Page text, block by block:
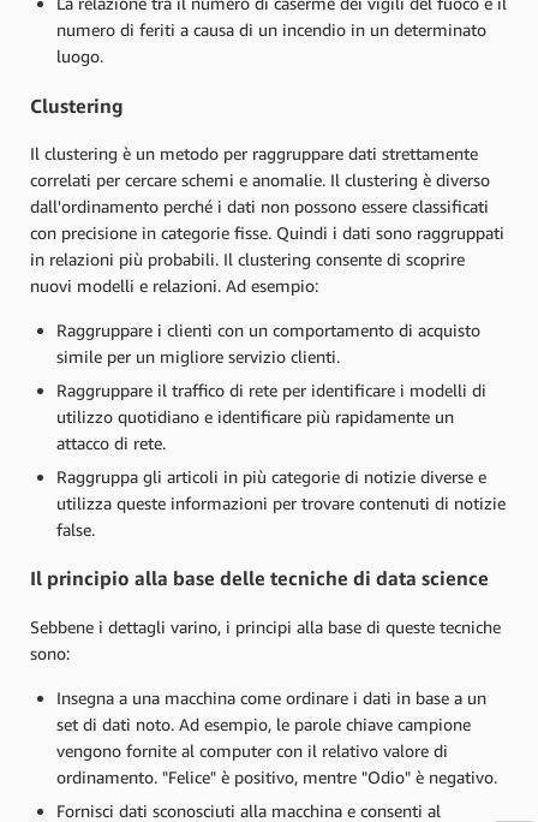
numero di feriti a causa di un incendio in un determinato
luogo.
Clustering
Il clustering è un metodo per raggruppare dati strettamente
correlati per cercare schemi e anomalie. Il clustering è diverso
dall'ordinamento perché i dati non possono essere classificati
con precisione in categorie fisse. Quindi i dati sono raggruppati
in relazioni più probabili. Il clustering consente di scoprire
nuovi modelli e relazioni. Ad esempio:
Raggruppare i clienti con un comportamento di acquisto
simile per un migliore servizio clienti.
Raggruppare il traffico di rete per identificare i modelli di
utilizzo quotidiano e identificare più rapidamente un
attacco di rete.
Raggruppa gli articoli in più categorie di notizie diverse e
utilizza queste informazioni per trovare contenuti di notizie
false.
Il principio alla base delle tecniche di data science
Sebbene i dettagli varino, i principi alla base di queste tecniche
sono:
Insegna a una macchina come ordinare i dati in base a un
set di dati noto. Ad esempio, le parole chiave campione
vengono fornite al computer con il relativo valore di
ordinamento. "Felice" è positivo, mentre "Odio" è negativo.
Fornisci dati sconosciuti alla macchina e consenti al